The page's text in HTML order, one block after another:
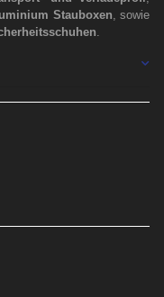
Stauboxen, sowie
.